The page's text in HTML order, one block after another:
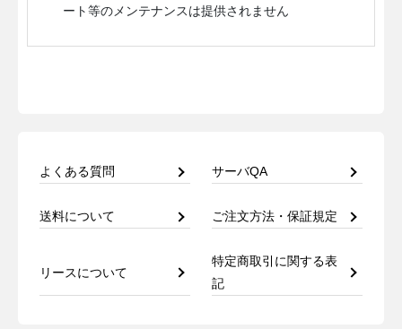
ート等のメンテナンスは提供されません
よくある質問 サーバQA
送料について ご注文方法・保証規定
リースについて
特定商取引に関する表
記